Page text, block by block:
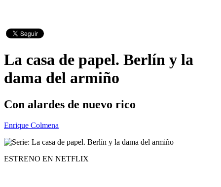
La casa de papel. Berlín y la
dama del armiño
Con alardes de nuevo rico
Enrique Colmena
ESTRENO EN NETFLIX